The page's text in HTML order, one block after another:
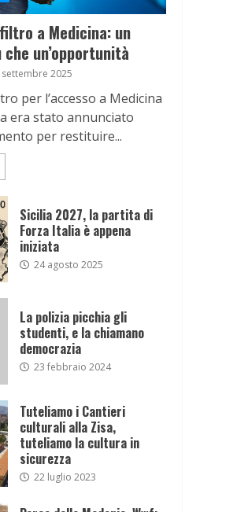
a Medicina: un
un’opportunità
settembre 2025
per l’accesso a Medicina
era stato annunciato
per restituire...
Sicilia 2027, la partita di
Forza Italia è appena
iniziata
24 agosto 2025
La polizia picchia gli
studenti, e la chiamano
democrazia
23 febbraio 2024
Tuteliamo i Cantieri
culturali alla Zisa,
tuteliamo la cultura in
sicurezza
22 luglio 2023